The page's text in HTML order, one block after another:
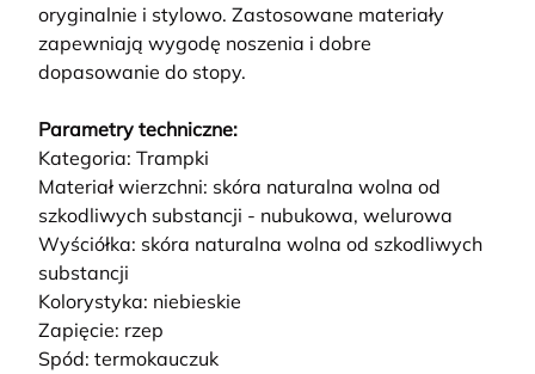
oryginalnie i stylowo. Zastosowane materiały
zapewniają wygodę noszenia i dobre
dopasowanie do stopy.
Parametry techniczne:
Kategoria: Trampki
Materiał wierzchni: skóra naturalna wolna od
szkodliwych substancji - nubukowa, welurowa
Wyściółka: skóra naturalna wolna od szkodliwych
substancji
Kolorystyka: niebieskie
Zapięcie: rzep
Spód: termokauczuk